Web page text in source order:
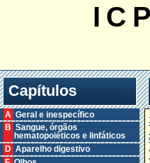
Capítulos
A Geral e inespecífico
B Sangue, órgãos
hematopoiéticos e linfáticos
D Aparelho digestivo